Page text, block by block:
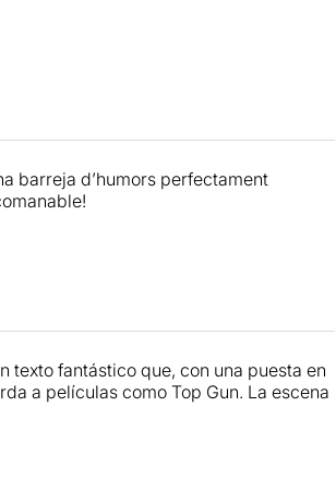
barreja d’humors perfectament
texto fantástico que, con una puesta en
a películas como Top Gun. La escena